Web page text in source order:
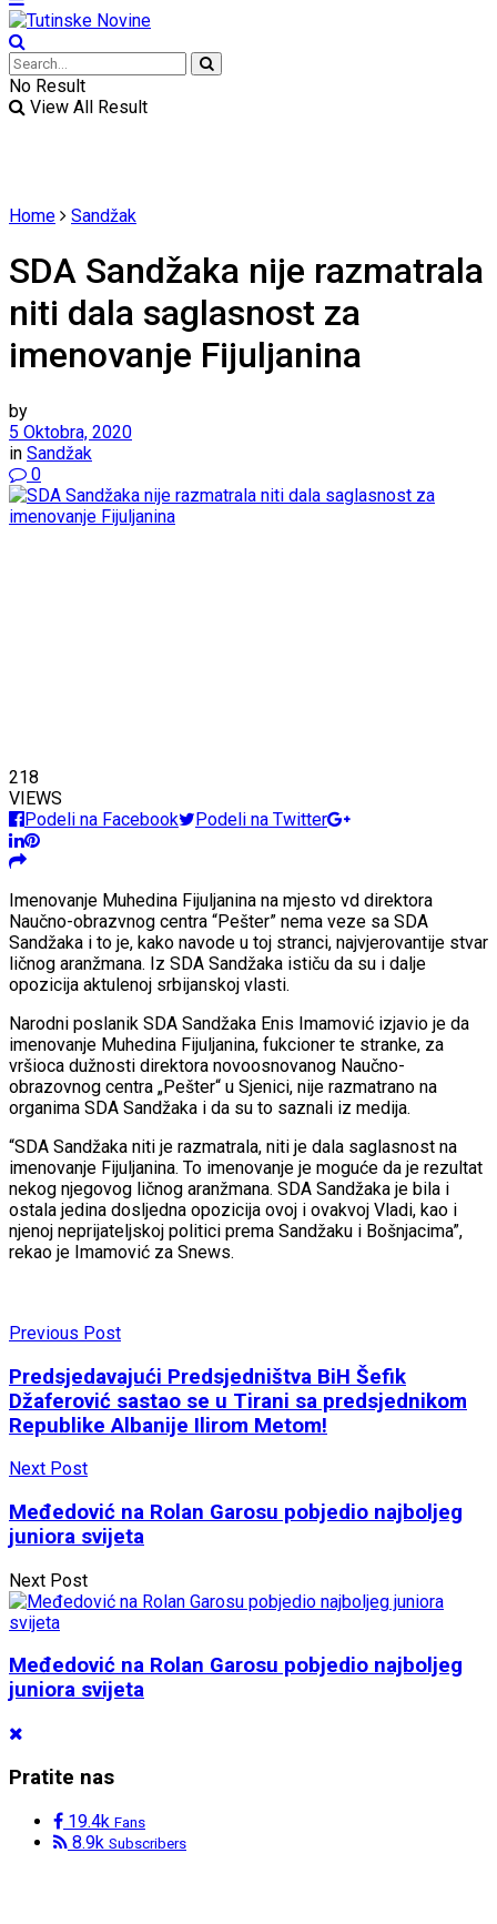
No Result
View All Result
Home Sandžak
SDA Sandžaka nije razmatrala
niti dala saglasnost za
imenovanje Fijuljanina
by
5 Oktobra, 2020
in Sandžak
0
218
VIEWS
Podeli na Facebook
Podeli na Twitter
Imenovanje Muhedina Fijuljanina na mjesto vd direktora
Naučno-obrazvnog centra “Pešter” nema veze sa SDA
Sandžaka i to je, kako navode u toj stranci, najvjerovantije stvar
ličnog aranžmana. Iz SDA Sandžaka ističu da su i dalje
opozicija aktulenoj srbijanskoj vlasti.
Narodni poslanik SDA Sandžaka Enis Imamović izjavio je da
imenovanje Muhedina Fijuljanina, fukcioner te stranke, za
vršioca dužnosti direktora novoosnovanog Naučno-
obrazovnog centra „Pešter“ u Sjenici, nije razmatrano na
organima SDA Sandžaka i da su to saznali iz medija.
“SDA Sandžaka niti je razmatrala, niti je dala saglasnost na
imenovanje Fijuljanina. To imenovanje je moguće da je rezultat
nekog njegovog ličnog aranžmana. SDA Sandžaka je bila i
ostala jedina dosljedna opozicija ovoj i ovakvoj Vladi, kao i
njenoj neprijateljskoj politici prema Sandžaku i Bošnjacima”,
rekao je Imamović za Snews.
Previous Post
Predsjedavajući Predsjedništva BiH Šefik
Džaferović sastao se u Tirani sa predsjednikom
Republike Albanije Ilirom Metom!
Next Post
Međedović na Rolan Garosu pobjedio najboljeg
juniora svijeta
Next Post
Međedović na Rolan Garosu pobjedio najboljeg
juniora svijeta
Pratite nas
19.4k Fans
8.9k Subscribers